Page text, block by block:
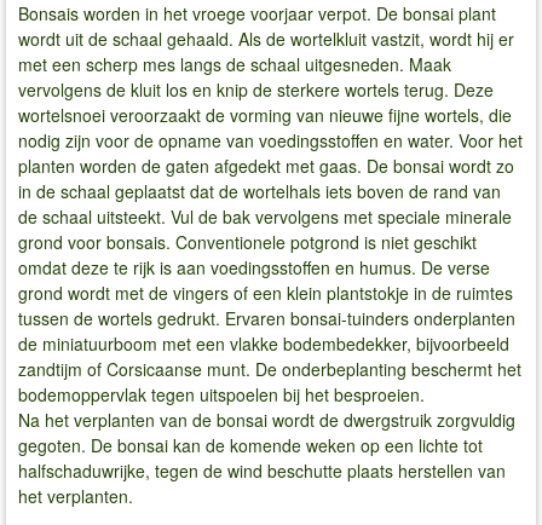
Bonsais worden in het vroege voorjaar verpot. De bonsai plant
wordt uit de schaal gehaald. Als de wortelkluit vastzit, wordt hij er
met een scherp mes langs de schaal uitgesneden. Maak
vervolgens de kluit los en knip de sterkere wortels terug. Deze
wortelsnoei veroorzaakt de vorming van nieuwe fijne wortels, die
nodig zijn voor de opname van voedingsstoffen en water. Voor het
planten worden de gaten afgedekt met gaas. De bonsai wordt zo
in de schaal geplaatst dat de wortelhals iets boven de rand van
de schaal uitsteekt. Vul de bak vervolgens met speciale minerale
grond voor bonsais. Conventionele potgrond is niet geschikt
omdat deze te rijk is aan voedingsstoffen en humus. De verse
grond wordt met de vingers of een klein plantstokje in de ruimtes
tussen de wortels gedrukt. Ervaren bonsai-tuinders onderplanten
de miniatuurboom met een vlakke bodembedekker, bijvoorbeeld
zandtijm of Corsicaanse munt. De onderbeplanting beschermt het
bodemoppervlak tegen uitspoelen bij het besproeien.
Na het verplanten van de bonsai wordt de dwergstruik zorgvuldig
gegoten. De bonsai kan de komende weken op een lichte tot
halfschaduwrijke, tegen de wind beschutte plaats herstellen van
het verplanten.